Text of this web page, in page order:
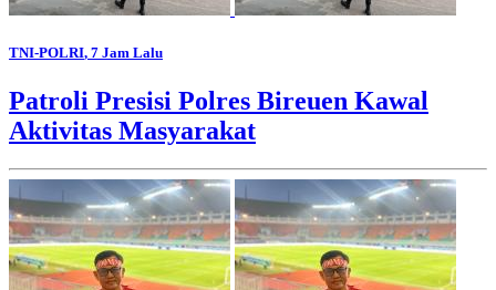
TNI-POLRI, 7 Jam Lalu
Patroli Presisi Polres Bireuen Kawal
Aktivitas Masyarakat